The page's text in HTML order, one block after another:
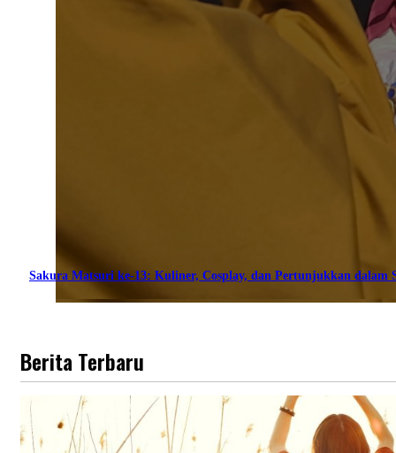
Sakura Matsuri ke-13: Kuliner, Cosplay, dan Pertunjukkan dalam
Berita Terbaru